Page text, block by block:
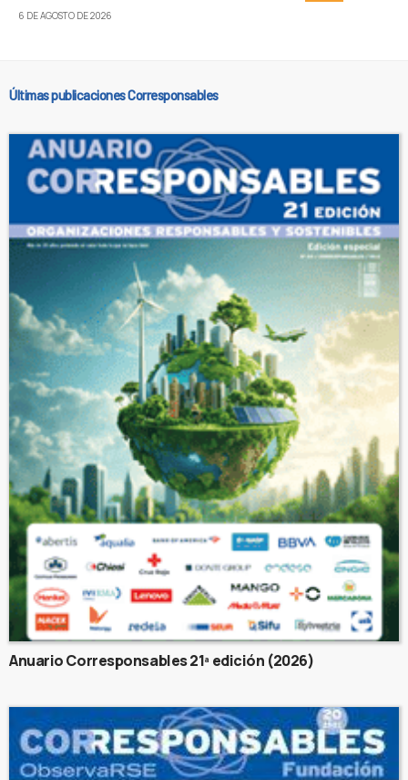
6 DE AGOSTO DE 2026
Últimas publicaciones Corresponsables
Anuario Corresponsables 21ª edición (2026)